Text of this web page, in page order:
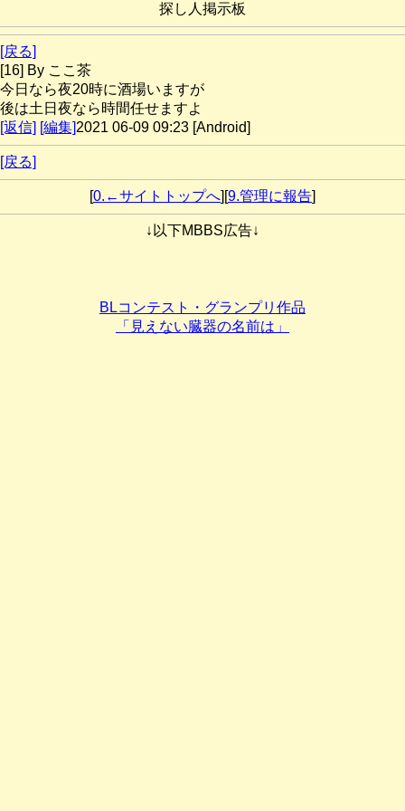
探し人掲示板
[戻る]
[16] By ここ茶
今日なら夜20時に酒場いますが
後は土日夜なら時間任せますよ
[返信] [編集]2021 06-09 09:23 [Android]
[戻る]
[0.←サイトトップへ][9.管理に報告]
↓以下MBBS広告↓
BLコンテスト・グランプリ作品
「見えない臓器の名前は」